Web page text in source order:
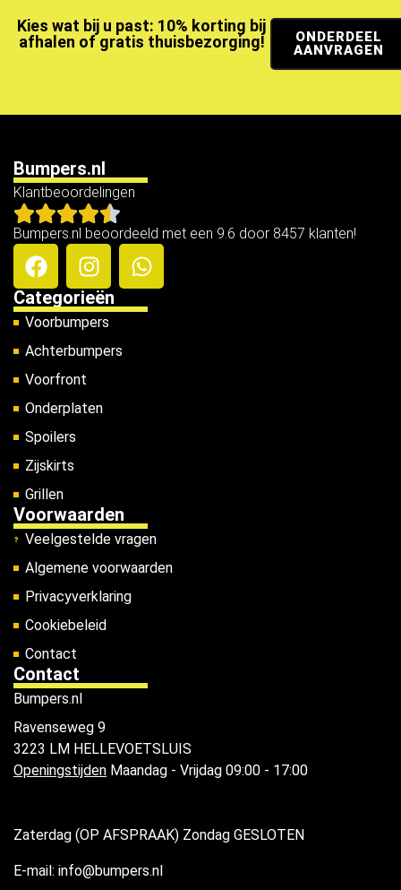
Kies wat bij u past: 10% korting bij
afhalen of gratis thuisbezorging!
ONDERDEEL
AANVRAGEN
Bumpers.nl
Klantbeoordelingen
Bumpers.nl beoordeeld met een 9.6 door 8457 klanten!
Categorieën
Voorbumpers
Achterbumpers
Voorfront
Onderplaten
Spoilers
Zijskirts
Grillen
Voorwaarden
Veelgestelde vragen
Algemene voorwaarden
Privacyverklaring
Cookiebeleid
Contact
Contact
Bumpers.nl
Ravenseweg 9
3223 LM HELLEVOETSLUIS
Openingstijden Maandag - Vrijdag 09:00 - 17:00
Zaterdag (OP AFSPRAAK) Zondag GESLOTEN
E-mail: info@bumpers.nl